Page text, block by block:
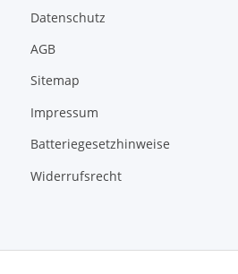
Datenschutz
AGB
Sitemap
Impressum
Batteriegesetzhinweise
Widerrufsrecht